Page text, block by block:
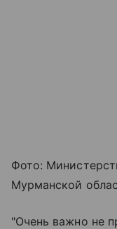
Фото:
Мурманской
"Очень важно не